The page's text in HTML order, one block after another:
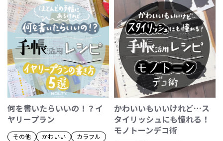
何を書いたらいいの！？イ
ヤリープラン
その他 かわいい
カラフル
かわいいもいいけれど…ス
タイリッシュにも憧れる！
モノトーンデコ術